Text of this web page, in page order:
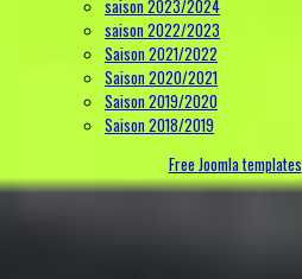
saison 2023/2024
saison 2022/2023
Saison 2021/2022
Saison 2020/2021
Saison 2019/2020
Saison 2018/2019
Free Joomla templates